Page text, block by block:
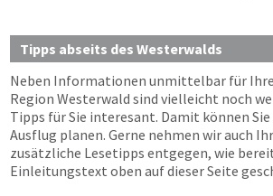
Tipps abseits des Westerwalds
Neben Informationen unmittelbar für
Region Westerwald sind vielleicht noch
Tipps für Sie interesant. Damit können
Ausflug planen. Gerne nehmen wir auch
zusätzliche Lesetipps entgegen, wie
Einleitungstext oben auf dieser Seite